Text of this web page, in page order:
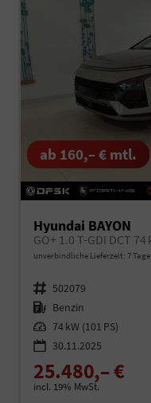
ab 160,– € mtl.
Hyundai BAYON
unverbindliche Lieferzeit: 7 Tage
Fahrzeugnr. 502079
Kraftstoff Benzin
Leistung 74 kW (101 PS)
30.11.2025
25.480,– €
incl. 19% MwSt.